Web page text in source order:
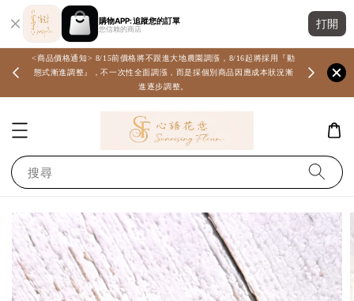
購物APP: 追蹤您的訂單
您信賴的商店 打開
<商品價格通知> 8/15前價格將不跟進大地農園調漲，8/16起將採用『動
態式漸進調整』，不一次性全面調漲，而是採個別商品因應成本狀況漸
進逐步調整。
搜尋